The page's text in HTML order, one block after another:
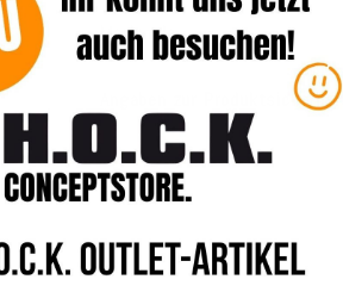
Merkmale
Angaben zur Produktsicherheit